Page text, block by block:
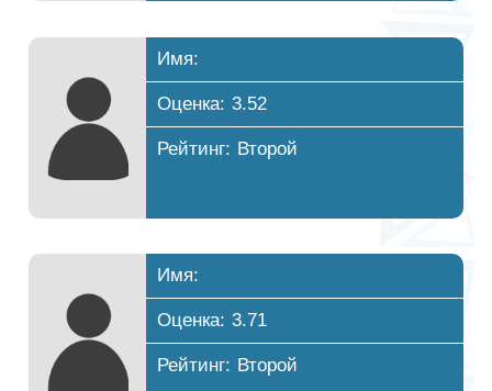
Имя:
Оценка: 3.52
Рейтинг: Второй
Имя:
Оценка: 3.71
Рейтинг: Второй